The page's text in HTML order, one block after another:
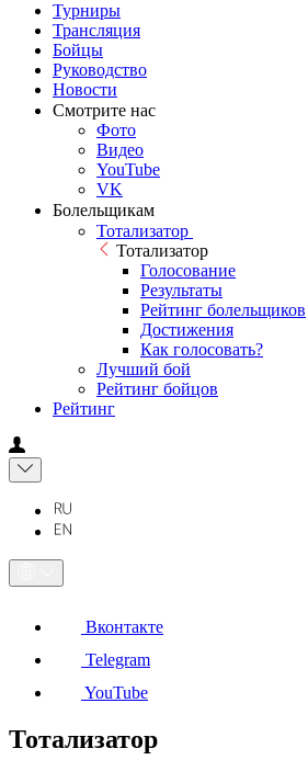
Турниры
Трансляция
Бойцы
Руководство
Новости
Смотрите нас
Фото
Видео
YouTube
VK
Болельщикам
Тотализатор
Тотализатор
Голосование
Результаты
Рейтинг болельщиков
Достижения
Как голосовать?
Лучший бой
Рейтинг бойцов
Рейтинг
Вконтакте
Telegram
YouTube
Тотализатор